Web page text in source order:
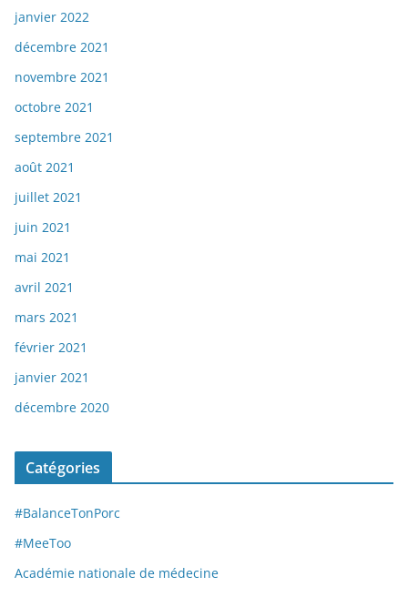
janvier 2022
décembre 2021
novembre 2021
octobre 2021
septembre 2021
août 2021
juillet 2021
juin 2021
mai 2021
avril 2021
mars 2021
février 2021
janvier 2021
décembre 2020
Catégories
#BalanceTonPorc
#MeeToo
Académie nationale de médecine